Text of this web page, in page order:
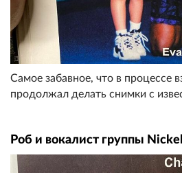
Самое забавное, что в процессе
продолжал делать снимки с
Роб и вокалист группы